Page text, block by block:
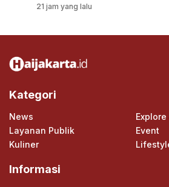
21 jam yang lalu
Kategori
News
Layanan Publik
Event
Kuliner
Informasi